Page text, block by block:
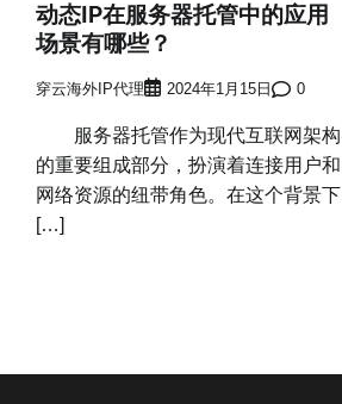
动态IP在服务器托管中的应用
场景有哪些？
穿云海外IP代理 2024年1月15日 0
服务器托管作为现代互联网架构
的重要组成部分，扮演着连接用户和
网络资源的纽带角色。在这个背景下
[…]